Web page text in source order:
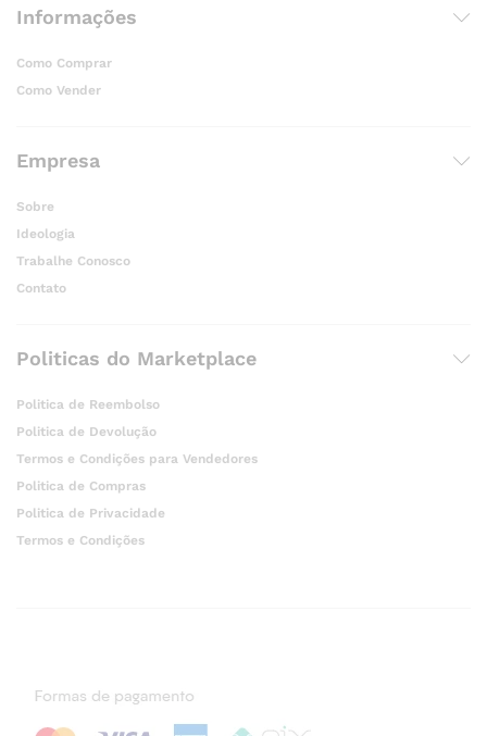
Informações
Como Comprar
Como Vender
Empresa
Sobre
Ideologia
Trabalhe Conosco
Contato
Politicas do Marketplace
Politica de Reembolso
Politica de Devolução
Termos e Condições para Vendedores
Politica de Compras
Politica de Privacidade
Termos e Condições